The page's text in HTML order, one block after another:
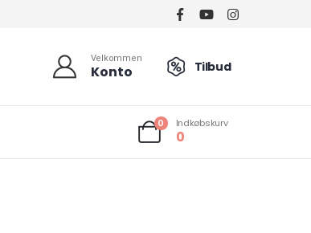
Velkommen
Konto Tilbud
0 Indkøbskurv
0